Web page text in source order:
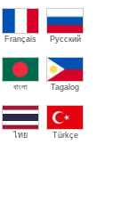
Français Русский
বাংলা Tagalog
ไทย Türkçe